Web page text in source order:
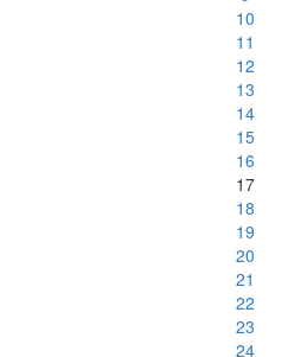
10
11
12
13
14
15
16
17
18
19
20
21
22
23
24